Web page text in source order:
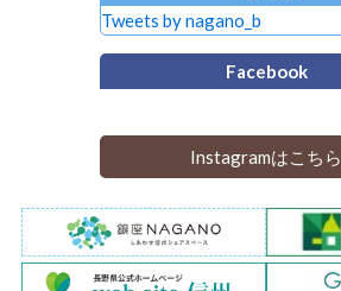
Tweets by nagano_b
Facebook
Instagramはこちら